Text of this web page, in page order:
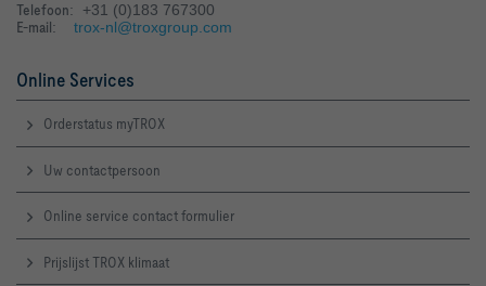
Telefoon: +31 (0)183 767300
E-mail: trox-nl@troxgroup.com
Online Services
Orderstatus myTROX
Uw contactpersoon
Online service contact formulier
Prijslijst TROX klimaat